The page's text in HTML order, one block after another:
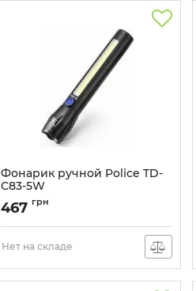
Фонарик ручной Police TD-
C83-5W
Артикул:TD-C83-5W
467 грн
Нет на складе